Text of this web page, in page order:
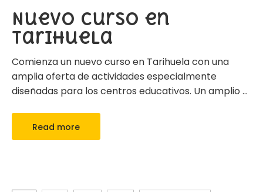
Nuevo curso en
Tarihuela
Comienza un nuevo curso en Tarihuela con una
amplia oferta de actividades especialmente
diseñadas para los centros educativos. Un amplio …
Read more